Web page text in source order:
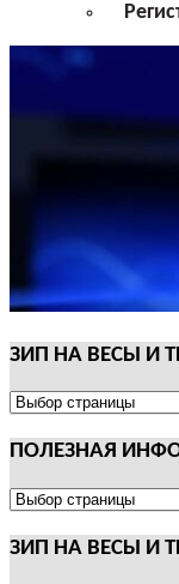
ЗИП НА ВЕСЫ И
ЗИП
ВЕСЫ
ТЕРМИНАЛЫ
ПОЛЕЗНАЯ
ПОЛЕЗНАЯ
ЗИП НА ВЕСЫ И